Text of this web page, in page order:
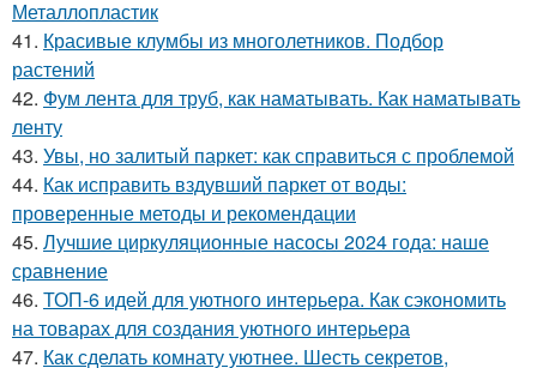
Металлопластик
41. Красивые клумбы из многолетников. Подбор
растений
42. Фум лента для труб, как наматывать. Как наматывать
ленту
43. Увы, но залитый паркет: как справиться с проблемой
44. Как исправить вздувший паркет от воды:
проверенные методы и рекомендации
45. Лучшие циркуляционные насосы 2024 года: наше
сравнение
46. ТОП-6 идей для уютного интерьера. Как сэкономить
на товарах для создания уютного интерьера
47. Как сделать комнату уютнее. Шесть секретов,